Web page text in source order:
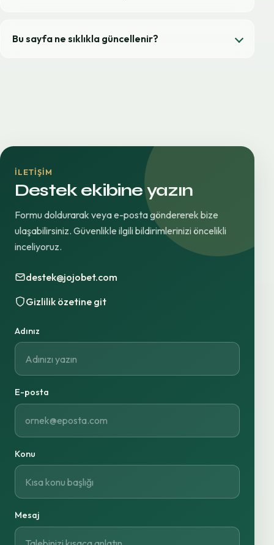
Bu sayfa ne sıklıkla güncellenir?
İLETIŞIM
Destek ekibine yazın
Formu doldurarak veya e-posta göndererek bize
ulaşabilirsiniz. Güvenlikle ilgili bildirimlerinizi öncelikli
inceliyoruz.
destek@jojobet.com
Gizlilik özetine git
Adınız
E-posta
Konu
Mesaj